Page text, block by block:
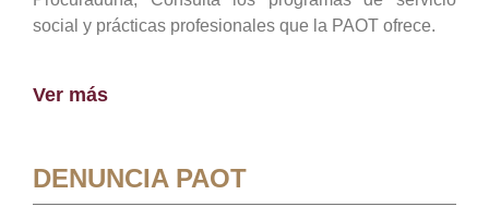
social y prácticas profesionales que la PAOT ofrece.
Ver más
DENUNCIA PAOT